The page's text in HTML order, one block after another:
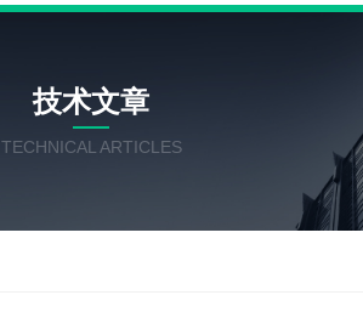
技术文章
TECHNICAL ARTICLES